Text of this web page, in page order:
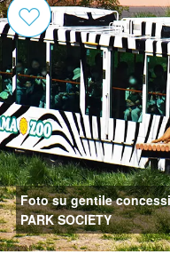
Foto su gentile
PARK SOCIETY